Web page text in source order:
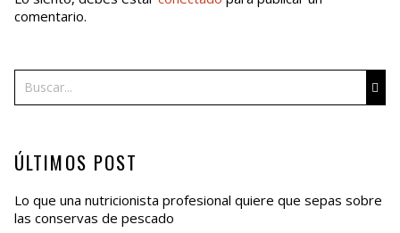
comentario.
ÚLTIMOS POST
Lo que una nutricionista profesional quiere que sepas sobre
las conservas de pescado